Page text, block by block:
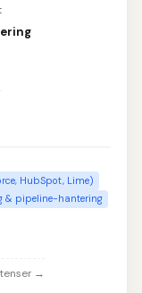
HubSpot, Lime)
& pipeline-hantering
→